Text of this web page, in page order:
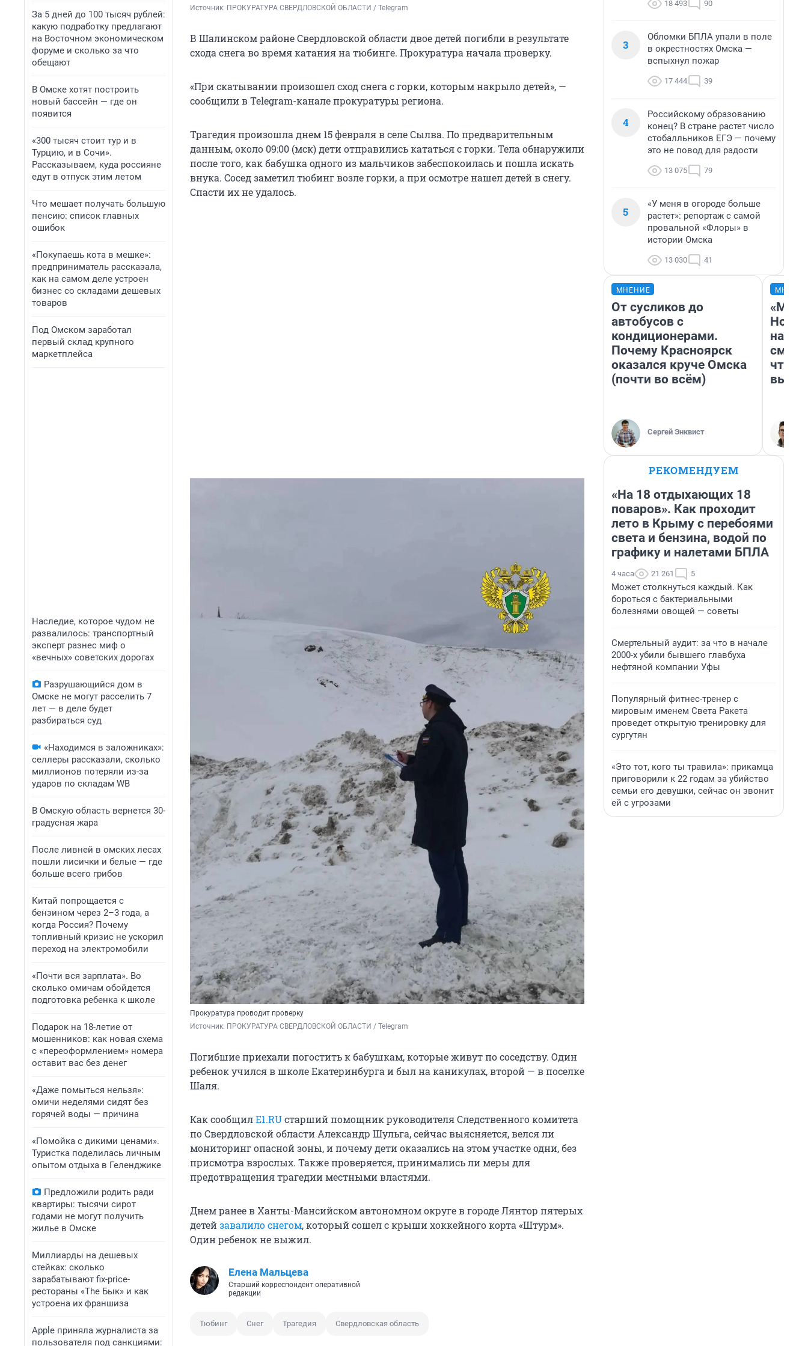
За 5 дней до 100 тысяч рублей:
какую подработку предлагают
на Восточном экономическом
форуме и сколько за что
обещают
В Омске хотят построить
новый бассейн — где он
появится
«300 тысяч стоит тур и в
Турцию, и в Сочи».
Рассказываем, куда россияне
едут в отпуск этим летом
Что мешает получать большую
пенсию: список главных
ошибок
«Покупаешь кота в мешке»:
предприниматель рассказала,
как на самом деле устроен
бизнес со складами дешевых
товаров
Под Омском заработал
первый склад крупного
маркетплейса
Наследие, которое чудом не
развалилось: транспортный
эксперт разнес миф о
«вечных» советских дорогах
Разрушающийся дом в
Омске не могут расселить 7
лет — в деле будет
разбираться суд
«Находимся в заложниках»:
селлеры рассказали, сколько
миллионов потеряли из-за
ударов по складам WB
В Омскую область вернется 30-
градусная жара
После ливней в омских лесах
пошли лисички и белые — где
больше всего грибов
Китай попрощается с
бензином через 2–3 года, а
когда Россия? Почему
топливный кризис не ускорил
переход на электромобили
«Почти вся зарплата». Во
сколько омичам обойдется
подготовка ребенка к школе
Подарок на 18-летие от
мошенников: как новая схема
с «переоформлением» номера
оставит вас без денег
«Даже помыться нельзя»:
омичи неделями сидят без
горячей воды — причина
«Помойка с дикими ценами».
Туристка поделилась личным
опытом отдыха в Геленджике
Предложили родить ради
квартиры: тысячи сирот
годами не могут получить
жилье в Омске
Миллиарды на дешевых
стейках: сколько
зарабатывают fix-price-
рестораны «The Бык» и как
устроена их франшиза
Apple приняла журналиста за
пользователя под санкциями:
Источник: ПРОКУРАТУРА СВЕРДЛОВСКОЙ ОБЛАСТИ / Telegram
В Шалинском районе Свердловской области двое детей погибли в результате
схода снега во время катания на тюбинге. Прокуратура начала проверку.
«При скатывании произошел сход снега с горки, которым накрыло детей», —
сообщили в Telegram-канале прокуратуры региона.
Трагедия произошла днем 15 февраля в селе Сылва. По предварительным
данным, около 09:00 (мск) дети отправились кататься с горки. Тела обнаружили
после того, как бабушка одного из мальчиков забеспокоилась и пошла искать
внука. Сосед заметил тюбинг возле горки, а при осмотре нашел детей в снегу.
Спасти их не удалось.
Прокуратура проводит проверку
Источник: ПРОКУРАТУРА СВЕРДЛОВСКОЙ ОБЛАСТИ / Telegram
Погибшие приехали погостить к бабушкам, которые живут по соседству. Один
ребенок учился в школе Екатеринбурга и был на каникулах, второй — в поселке
Шаля.
Как сообщилE1.RUстарший помощник руководителя Следственного комитета
по Свердловской области Александр Шульга, сейчас выясняется, велся ли
мониторинг опасной зоны, и почему дети оказались на этом участке одни, без
присмотра взрослых. Также проверяется, принимались ли меры для
предотвращения трагедии местными властями.
Днем ранее в Ханты-Мансийском автономном округе в городе Лянтор пятерых
детейзавалило снегом, который сошел с крыши хоккейного корта «Штурм».
Один ребенок не выжил.
Елена Мальцева
Старший корреспондент оперативной
редакции
Тюбинг Снег Трагедия Свердловская область
18 493 90
3
Обломки БПЛА упали в поле
в окрестностях Омска —
вспыхнул пожар
17 444 39
4
Российскому образованию
конец? В стране растет число
стобалльников ЕГЭ — почему
это не повод для радости
13 075 79
5
«У меня в огороде больше
растет»: репортаж с самой
провальной «Флоры» в
истории Омска
13 030 41
МНЕНИЕ
От сусликов до
автобусов с
кондиционерами.
Почему Красноярск
оказался круче Омска
(почти во всём)
Сергей Энквист
«Мы
РЕКОМЕНДУЕМ
«На 18 отдыхающих 18
поваров». Как проходит
лето в Крыму с перебоями
света и бензина, водой по
графику и налетами БПЛА
4 часа 21 261 5
Может столкнуться каждый. Как
бороться с бактериальными
болезнями овощей — советы
Смертельный аудит: за что в начале
2000-х убили бывшего главбуха
нефтяной компании Уфы
Популярный фитнес-тренер с
мировым именем Света Ракета
проведет открытую тренировку для
сургутян
«Это тот, кого ты травила»: прикамца
приговорили к 22 годам за убийство
семьи его девушки, сейчас он звонит
ей с угрозами